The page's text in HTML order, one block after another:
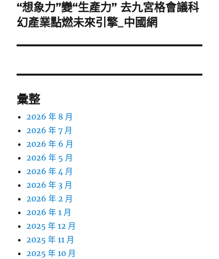
下
一
文
“想象力”變“生產力” 去九宮格會議科
幻產業點燃未來引擎_中國網
彙整
2026 年 8 月
2026 年 7 月
2026 年 6 月
2026 年 5 月
2026 年 4 月
2026 年 3 月
2026 年 2 月
2026 年 1 月
2025 年 12 月
2025 年 11 月
2025 年 10 月